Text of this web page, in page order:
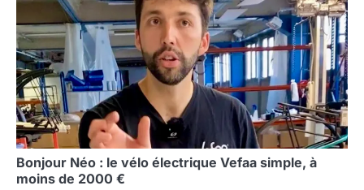
a
t
i
o
n
d
Bonjour Néo : le vélo électrique Vefaa simple, à
moins de 2000 €